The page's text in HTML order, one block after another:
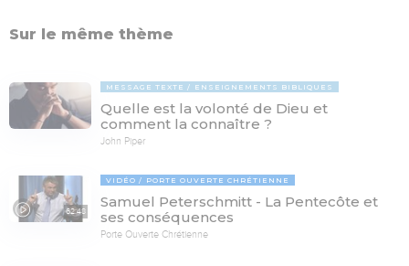
Sur le même thème
MESSAGE TEXTE ENSEIGNEMENTS BIBLIQUES
Quelle est la volonté de Dieu et
comment la connaître ?
John Piper
62:48
VIDÉO PORTE OUVERTE CHRÉTIENNE
Samuel Peterschmitt - La Pentecôte et
ses conséquences
Porte Ouverte Chrétienne